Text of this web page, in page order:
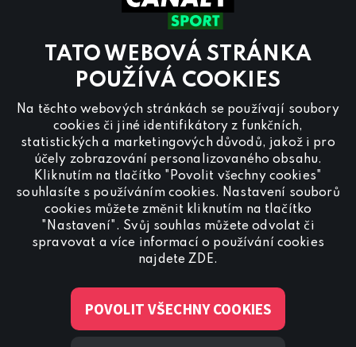
TATO WEBOVÁ STRÁNKA
POUŽÍVÁ COOKIES
Na těchto webových stránkách se používají soubory
cookies či jiné identifikátory z funkčních,
statistických a marketingových důvodů, jakož i pro
účely zobrazování personalizovaného obsahu.
Kliknutím na tlačítko "Povolit všechny cookies"
souhlasíte s používáním cookies. Nastavení souborů
cookies můžete změnit kliknutím na tlačítko
"Nastavení". Svůj souhlas můžete odvolat či
spravovat a více informací o používání cookies
najdeteZDE.
POVOLIT VŠECHNY COOKIES
8.00 – 18:00
inzerci na programu CANAL+ Sport
kontaktujte nareklama@canalplus.cz
Naši redakci kontaktujete na
redakce@canalplus.cz
Spojte se s CANAL+ Sport